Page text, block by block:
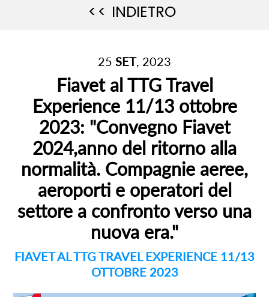
<< INDIETRO
25 SET, 2023
Fiavet al TTG Travel
Experience 11/13 ottobre
2023: "Convegno Fiavet
2024,anno del ritorno alla
normalità. Compagnie aeree,
aeroporti e operatori del
settore a confronto verso una
nuova era."
FIAVET AL TTG TRAVEL EXPERIENCE 11/13
OTTOBRE 2023